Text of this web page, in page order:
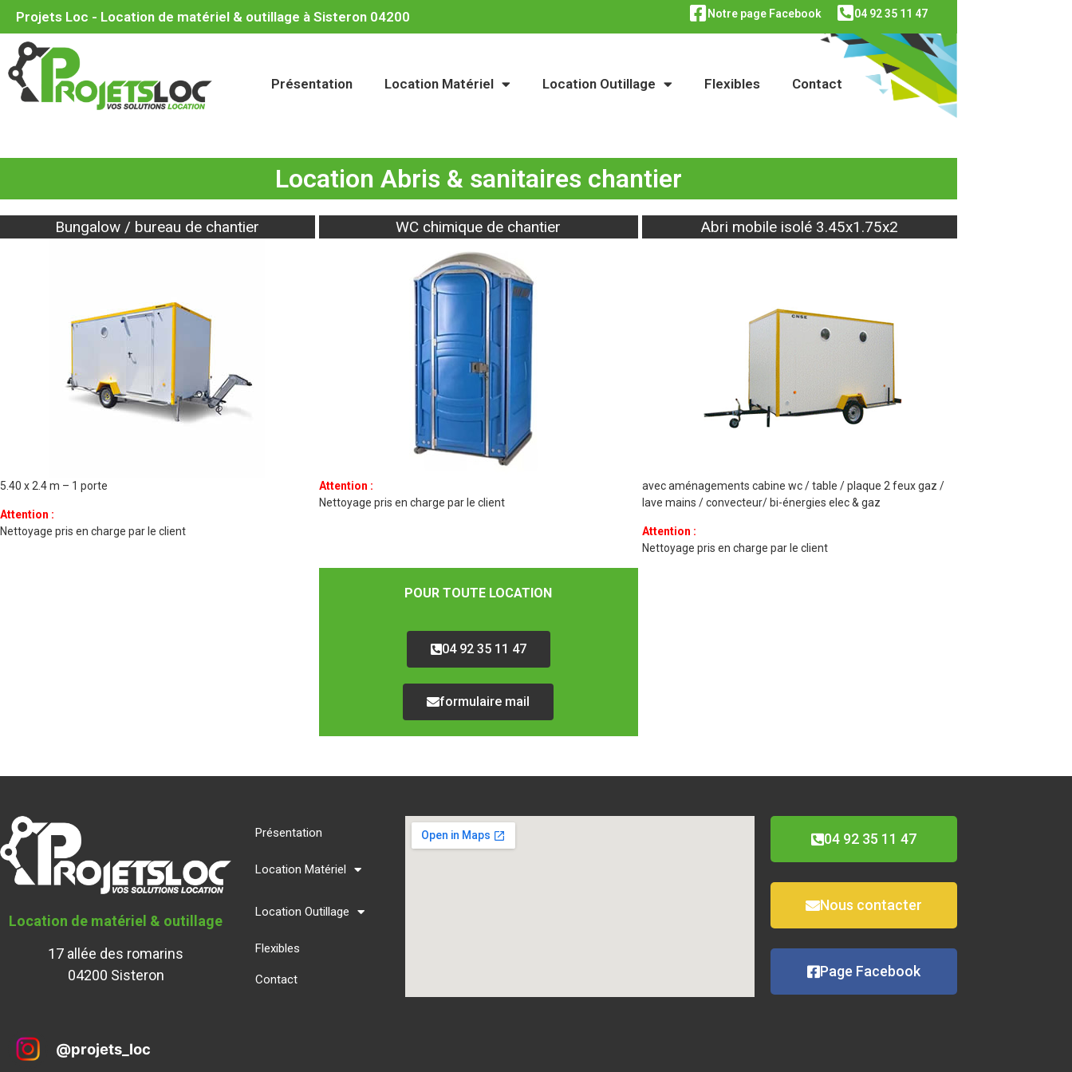
Projets Loc - Location de matériel & outillage à Sisteron 04200 Notre page Facebook 04 92 35 11 47
Présentation Location Matériel Location Outillage Flexibles Contact
Location Abris & sanitaires chantier
Bungalow / bureau de chantier
5.40 x 2.4 m – 1 porte
Attention :
Nettoyage pris en charge par le client
WC chimique de chantier
Attention :
Nettoyage pris en charge par le client
Abri mobile isolé 3.45x1.75x2
avec aménagements cabine wc / table / plaque 2 feux gaz /
lave mains / convecteur/ bi-énergies elec & gaz
Attention :
Nettoyage pris en charge par le client
POUR TOUTE LOCATION
04 92 35 11 47
formulaire mail
Location de matériel & outillage
17 allée des romarins
04200 Sisteron
Présentation
Location Matériel
Location Outillage
Flexibles
Contact
04 92 35 11 47
Nous contacter
Page Facebook
@projets_loc